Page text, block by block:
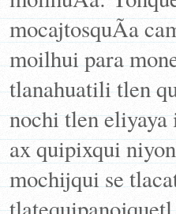
mocajtosquÃ­a
moilhui para
tlanahuatili tlen
nochi tlen eliyaya
ax quipixqui
mochijqui se